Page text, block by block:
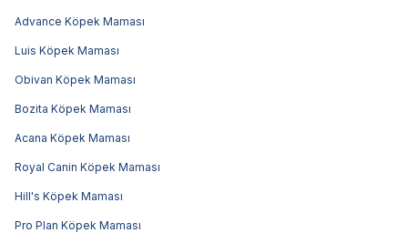
Advance Köpek Maması
Luis Köpek Maması
Obivan Köpek Maması
Bozita Köpek Maması
Acana Köpek Maması
Royal Canin Köpek Maması
Hill's Köpek Maması
Pro Plan Köpek Maması